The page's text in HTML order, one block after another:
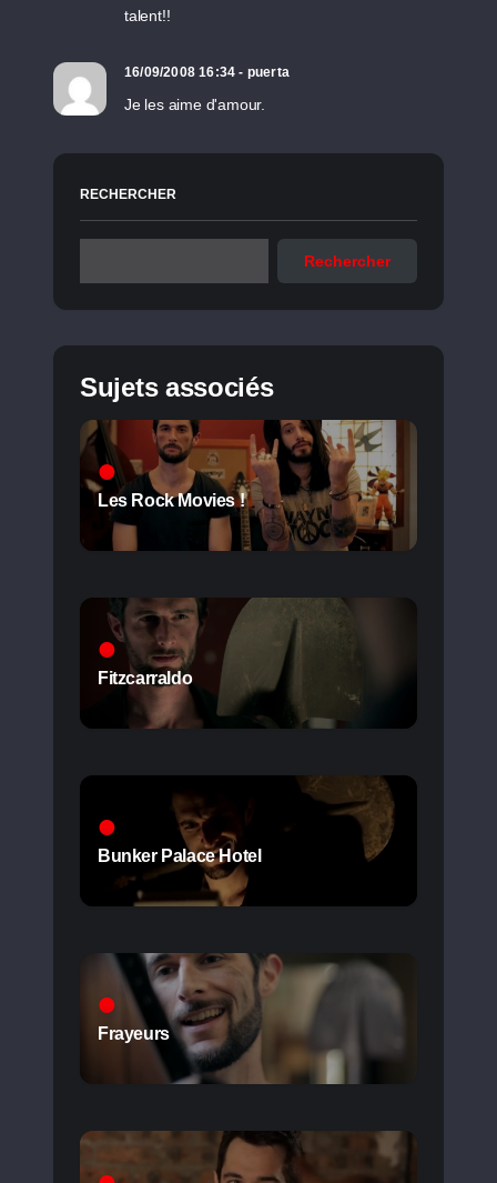
talent!!
16/09/2008 16:34 - puerta
Je les aime d'amour.
RECHERCHER
Rechercher
Sujets associés
Les Rock Movies !
Fitzcarraldo
Bunker Palace Hotel
Frayeurs